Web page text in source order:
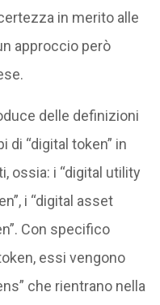
in merito alle
approccio però
delle definizioni
di “digital token” in
ossia: i “digital utility
i “digital asset
Con specifico
essi vengono
che rientrano nella